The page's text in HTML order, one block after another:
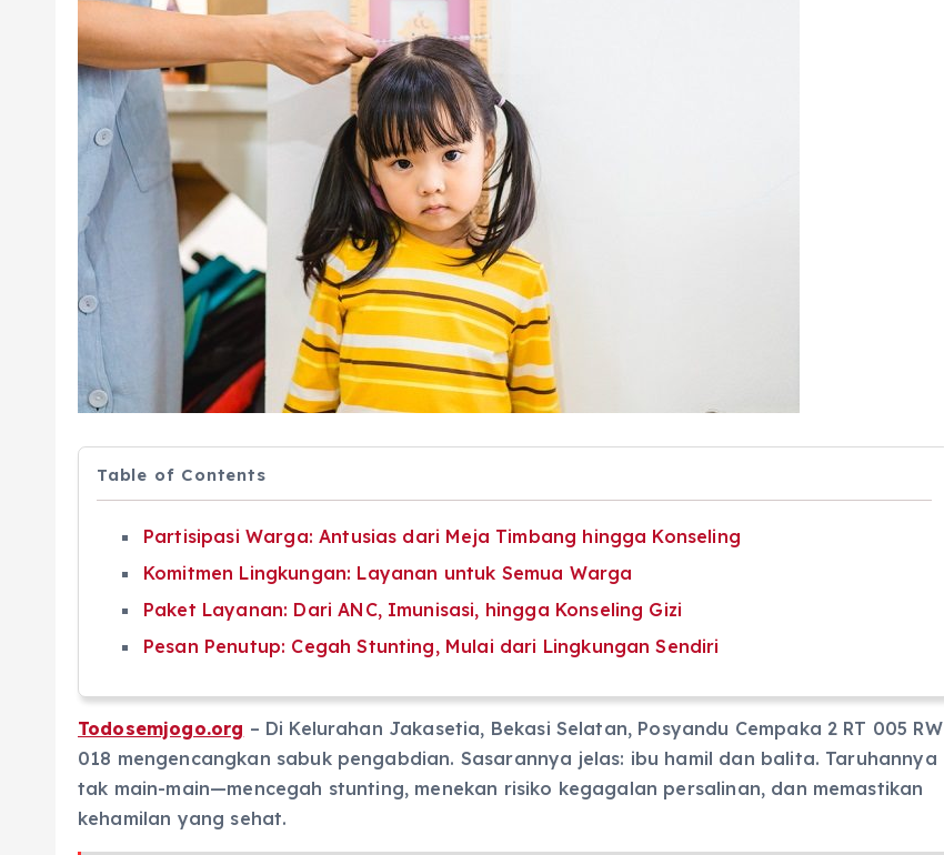
Table of Contents
Partisipasi Warga: Antusias dari Meja Timbang hingga Konseling
Komitmen Lingkungan: Layanan untuk Semua Warga
Paket Layanan: Dari ANC, Imunisasi, hingga Konseling Gizi
Pesan Penutup: Cegah Stunting, Mulai dari Lingkungan Sendiri
Todosemjogo.org – Di Kelurahan Jakasetia, Bekasi Selatan, Posyandu Cempaka 2 RT 005 RW
018 mengencangkan sabuk pengabdian. Sasarannya jelas: ibu hamil dan balita. Taruhannya
tak main-main—mencegah stunting, menekan risiko kegagalan persalinan, dan memastikan
kehamilan yang sehat.